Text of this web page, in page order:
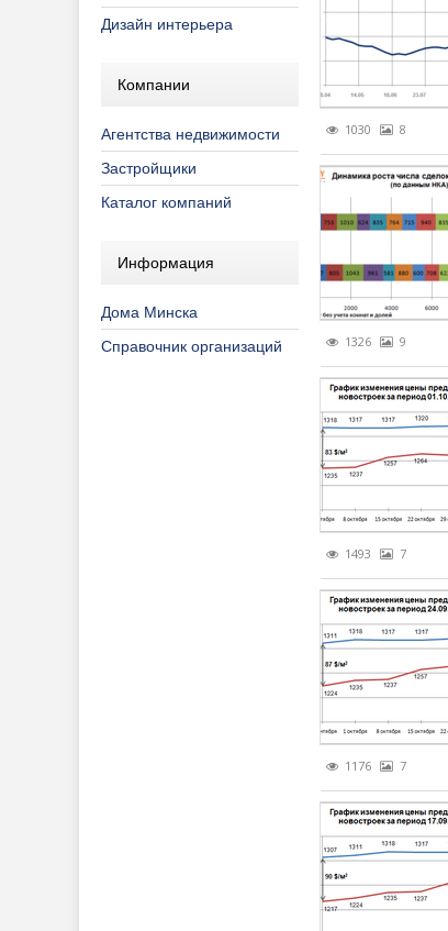
Дизайн интерьера
Компании
Агентства недвижимости
Застройщики
Каталог компаний
Информация
Дома Минска
Справочник организаций
1030 8
1326 9
1493 7
1176 7